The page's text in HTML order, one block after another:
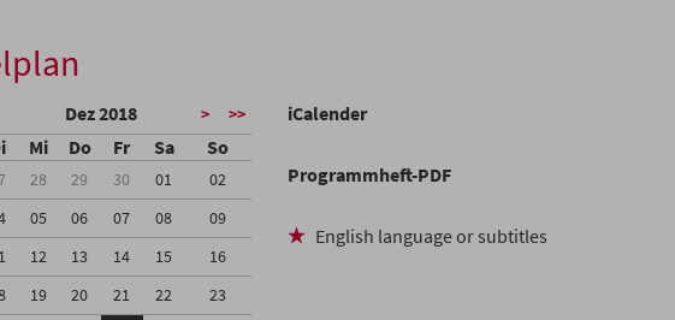
Dez 2018 > >>
Mi Do Fr Sa So
28 29 30 01
02
05 06 07 08
09
12 13 14 15
16
19 20 21 22
23
iCalender
Programmheft-PDF
English language or subtitles